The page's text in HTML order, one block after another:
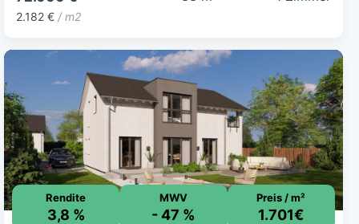
2.182 € / m2
Rendite
3,8 %
MWV
- 47 %
Preis / m²
1.701€